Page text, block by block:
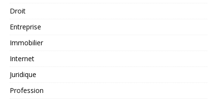
Droit
Entreprise
Immobilier
Internet
Juridique
Profession